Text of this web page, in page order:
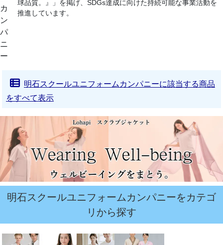
カ
ン
パ
ニ
ー
球品質。』」を掲げ、SDGs達成に向けた持続可能な事業活動を
推進しています。
明石スクールユニフォームカンパニーに該当する商品
をすべて表示
明石スクールユニフォームカンパニーをカテゴ
リから探す